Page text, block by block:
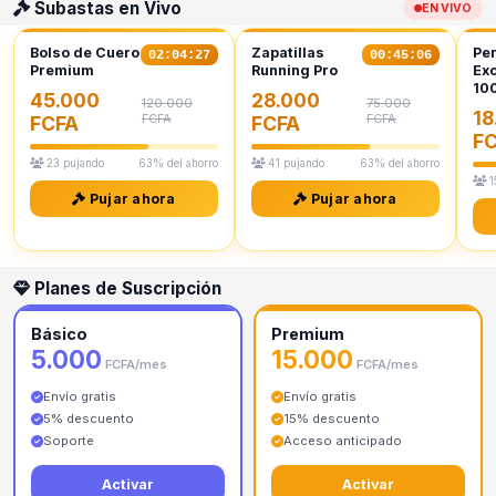
Subastas en Vivo EN VIVO
Bolso de Cuero
Premium
02:04:26
45.000
FCFA
120.000
FCFA
23 pujando 63% del ahorro
Pujar ahora
Zapatillas
Running Pro
00:45:05
28.000
FCFA
75.000
FCFA
41 pujando 63% del ahorro
Pujar ahora
Planes de Suscripción
Básico
5.000 FCFA/mes
Envío gratis
5% descuento
Soporte
Activar
Premium
15.000 FCFA/mes
Envío gratis
15% descuento
Acceso anticipado
Activar